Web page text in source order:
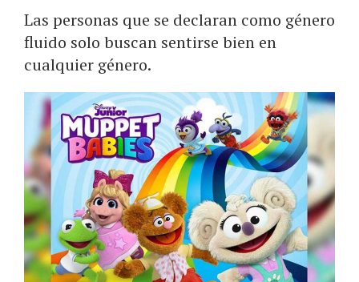
Las personas que se declaran como género
fluido solo buscan sentirse bien en
cualquier género.